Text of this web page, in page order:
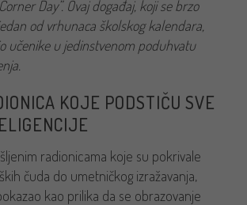
Day”. Ovaj događaj, koji se brzo
od vrhunaca školskog kalendara,
učenike u jedinstvenom poduhvatu
KOJE PODSTIČU SVE
radionicama koje su pokrivale
čuda do umetničkog izražavanja,
kao prilika da se obrazovanje